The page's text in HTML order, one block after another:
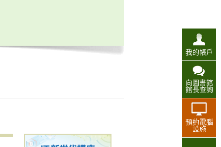
我的帳戶
向圖書館
館長查詢
預約電腦
設施